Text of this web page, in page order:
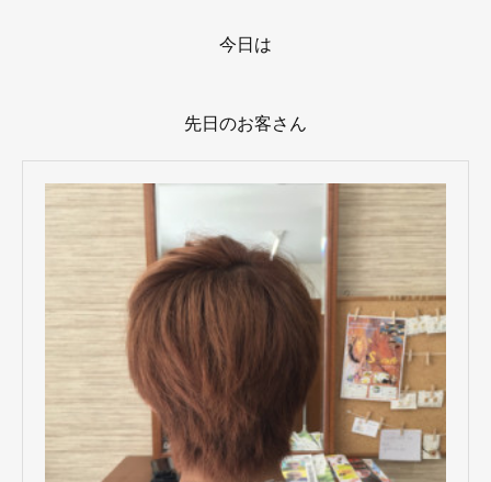
今日は
先日のお客さん